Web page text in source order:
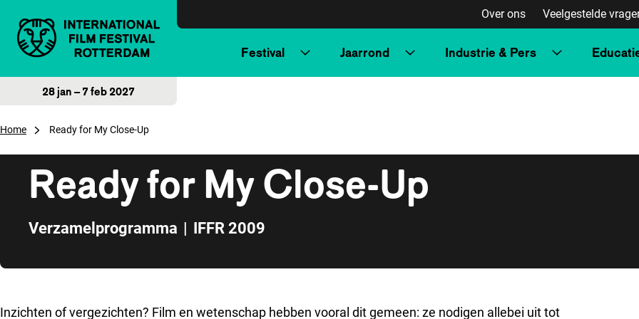
Over ons Veelgestelde
Festival Jaarrond Industrie & Pers
28 jan – 7 feb 2027
Home Ready for My Close-Up
Ready for My Close-Up
Verzamelprogramma | IFFR 2009
Inzichten of vergezichten? Film en wetenschap hebben vooral dit gemeen: ze nodigen allebei uit tot